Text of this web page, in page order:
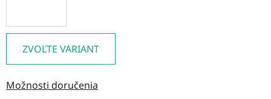
ZVOĽTE VARIANT
Možnosti doručenia